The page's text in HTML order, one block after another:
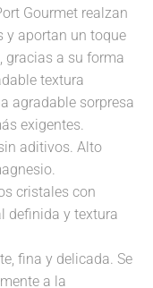
Gourmet realzan
y aportan un toque
gracias a su forma
textura
agradable sorpresa
exigentes.
aditivos. Alto
cristales con
definida y textura
fina y delicada. Se
a la